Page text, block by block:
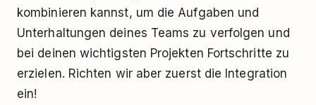
kombinieren kannst, um die Aufgaben und
Unterhaltungen deines Teams zu verfolgen und
bei deinen wichtigsten Projekten Fortschritte zu
erzielen. Richten wir aber zuerst die Integration
ein!